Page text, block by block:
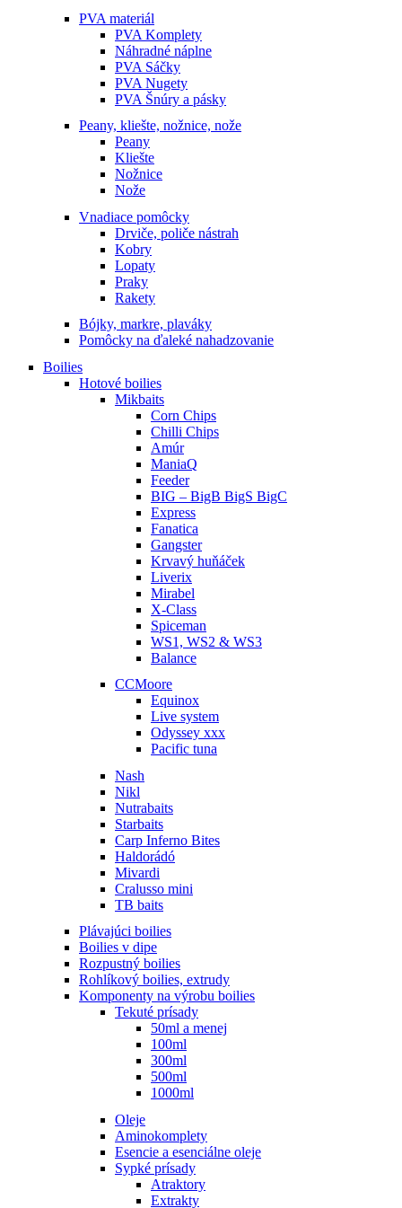
PVA materiál
PVA Komplety
Náhradné náplne
PVA Sáčky
PVA Nugety
PVA Šnúry a pásky
Peany, kliešte, nožnice, nože
Peany
Kliešte
Nožnice
Nože
Vnadiace pomôcky
Drviče, poliče nástrah
Kobry
Lopaty
Praky
Rakety
Bójky, markre, plaváky
Pomôcky na ďaleké nahadzovanie
Boilies
Hotové boilies
Mikbaits
Corn Chips
Chilli Chips
Amúr
ManiaQ
Feeder
BIG – BigB BigS BigC
Express
Fanatica
Gangster
Krvavý huňáček
Liverix
Mirabel
X-Class
Spiceman
WS1, WS2 & WS3
Balance
CCMoore
Equinox
Live system
Odyssey xxx
Pacific tuna
Nash
Nikl
Nutrabaits
Starbaits
Carp Inferno Bites
Haldorádó
Mivardi
Cralusso mini
TB baits
Plávajúci boilies
Boilies v dipe
Rozpustný boilies
Rohlíkový boilies, extrudy
Komponenty na výrobu boilies
Tekuté prísady
50ml a menej
100ml
300ml
500ml
1000ml
Oleje
Aminokomplety
Esencie a esenciálne oleje
Sypké prísady
Atraktory
Extrakty